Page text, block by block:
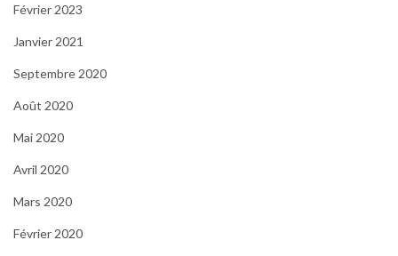
Février 2023
Janvier 2021
Septembre 2020
Août 2020
Mai 2020
Avril 2020
Mars 2020
Février 2020